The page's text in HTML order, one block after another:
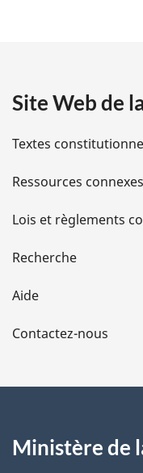
i
l
s
d
e
l
a
e
Site Web de
Textes
Ressources connexes
Lois et règlements
Recherche
Aide
Contactez-nous
Ministère de